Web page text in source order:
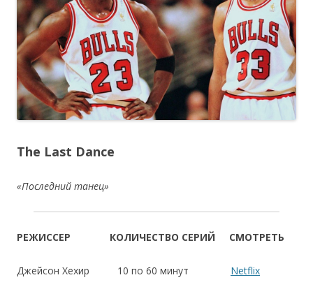
The Last Dance
«Последний танец»
РЕЖИССЕР КОЛИЧЕСТВО СЕРИЙ СМОТРЕТЬ
Джейсон Хехир 10 по 60 минут Netflix